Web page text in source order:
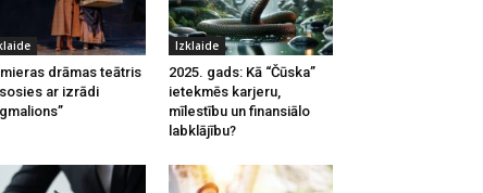
drāmas teātris
ar izrādi
Izklaide
2025. gads: Kā “Čūska”
ietekmēs karjeru,
mīlestību un finansiālo
labklājību?